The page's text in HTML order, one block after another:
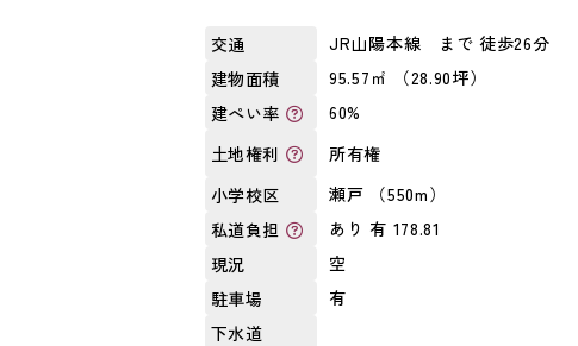
交通 JR山陽本線 まで 徒歩26分
建物面積
95.57㎡ （28.90坪）
建ぺい率
60%
土地権利
所有権
小学校区
瀬戸 （550m）
私道負担
あり 有 178.81
現況
空
駐車場
有
下水道